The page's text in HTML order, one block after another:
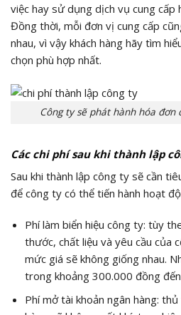
việc hay sử dụng dịch vụ cung cấp
Đồng thời, mỗi đơn vị cung cấp
nhau, vì vậy khách hàng hãy tìm
chọn phù hợp nhất.
Công ty sẽ phát hành hóa đơn
Các chi phí sau khi thành lập
Sau khi thành lập công ty sẽ cần
để công ty có thể tiến hành hoạt
Phí làm biển hiệu công ty: tùy
thước, chất liệu và yêu cầu của
mức giá sẽ không giống nhau.
trong khoảng 300.000 đồng
Phí mở tài khoản ngân hàng: